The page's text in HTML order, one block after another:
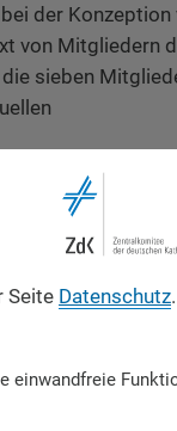
der Konzeption
von Mitgliedern
sieben
Strukturen
zu schaffen.
in den knapp
von sexuellem
Seite Datenschutz.
einwandfreie